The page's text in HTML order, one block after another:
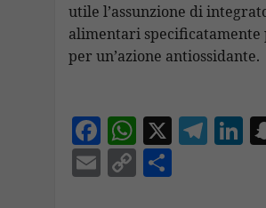
utile l’assunzione di
alimentari specificatamente
per un’azione antiossidante.
F
ac
e
W
h
at
X T Li
E C C